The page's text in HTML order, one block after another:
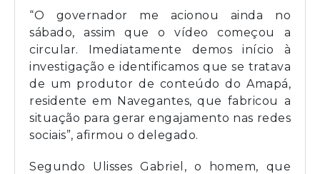
“O governador me acionou ainda no
sábado, assim que o vídeo começou a
circular. Imediatamente demos início à
investigação e identificamos que se tratava
de um produtor de conteúdo do Amapá,
residente em Navegantes, que fabricou a
situação para gerar engajamento nas redes
sociais”, afirmou o delegado.
Segundo Ulisses Gabriel, o homem, que